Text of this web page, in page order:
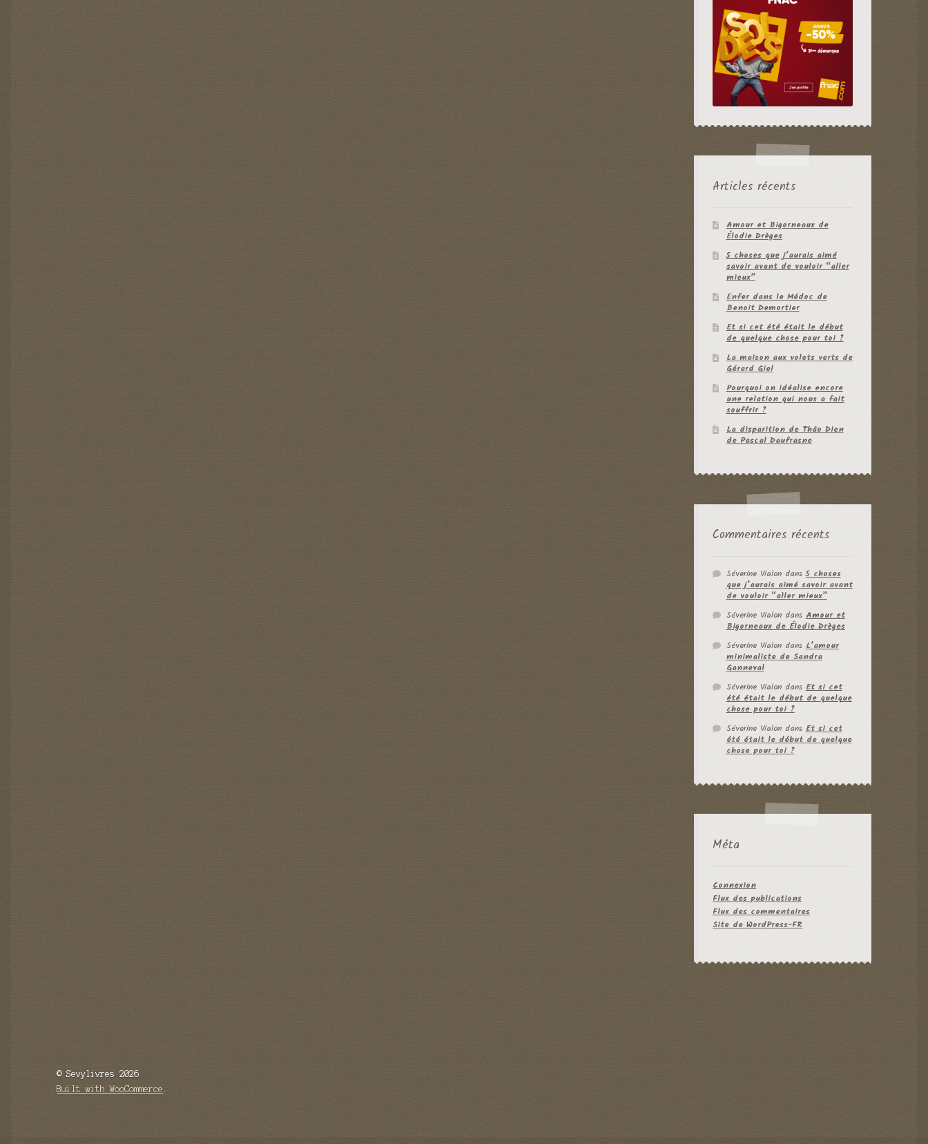
Articles récents
Amour et Bigorneaux de
Élodie Drèges
5 choses que j’aurais aimé
savoir avant de vouloir “aller
mieux”
Enfer dans le Médoc de
Benoit Demortier
Et si cet été était le début
de quelque chose pour toi ?
La maison aux volets verts de
Gérard Giel
Pourquoi on idéalise encore
une relation qui nous a fait
souffrir ?
La disparition de Thâo Dien
de Pascal Daufrasne
Commentaires récents
Séverine Vialondans5 choses
que j’aurais aimé savoir avant
de vouloir “aller mieux”
Séverine VialondansAmour et
Bigorneaux de Élodie Drèges
Séverine VialondansL’amour
minimaliste de Sandra
Ganneval
Séverine VialondansEt si cet
été était le début de quelque
chose pour toi ?
Séverine VialondansEt si cet
été était le début de quelque
chose pour toi ?
Méta
Connexion
Flux des publications
Flux des commentaires
Site de WordPress-FR
© Sevylivres 2026
Built with WooCommerce